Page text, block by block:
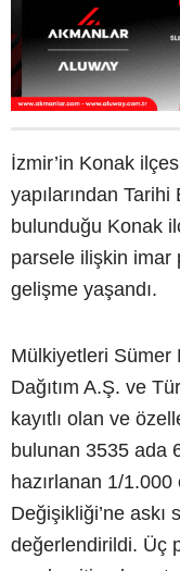
İzmir’in Konak
yapılarından Tarihi
bulunduğu Konak
parsele ilişkin imar
gelişme yaşandı.
Mülkiyetleri Sümer
Dağıtım A.Ş. ve
kayıtlı olan ve
bulunan 3535 ada
hazırlanan 1/
Değişikliği’ne askı
değerlendirildi. Üç